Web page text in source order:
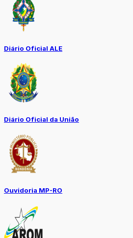
Diário Oficial ALE
Diário Oficial da União
Ouvidoria MP-RO